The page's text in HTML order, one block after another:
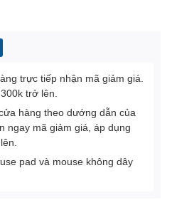
trực tiếp nhận mã giảm giá.
trở lên.
hàng theo dướng dẫn của
ngay mã giảm giá, áp dụng
pad và mouse không dây